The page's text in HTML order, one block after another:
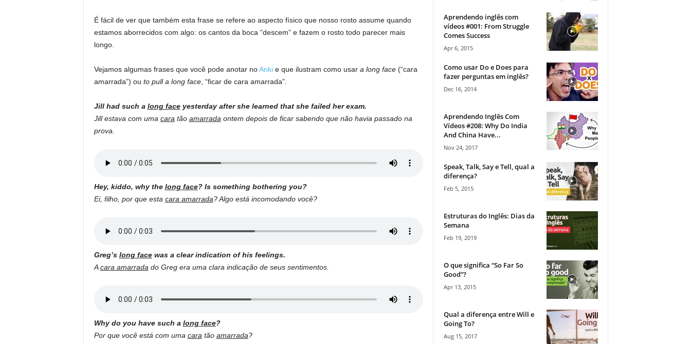
É fácil de ver que também esta frase se refere ao aspecto físico que nosso rosto assume quando
estamos aborrecidos com algo: os cantos da boca “descem” e fazem o rosto todo parecer mais
longo.
Vejamos algumas frases que você pode anotar noAnkie que ilustram como usar a long face(“cara
amarrada”) ou to pull a long face, “ficar de cara amarrada”.
Jill had such a long faceyesterday after she learned that she failed her exam.
Jill estava com uma cara tão amarrada ontem depois de ficar sabendo que não havia passado na
prova.
Hey, kiddo, why the long face? Is something bothering you?
Ei, filho, por que esta cara amarrada?Algo está incomodando você?
Greg’s long facewas a clear indication of his feelings.
Acara amarrada do Greg era uma clara indicação de seus sentimentos.
Why do you have such a long face?
Por que você está com uma cara tão amarrada?
Aprendendo inglês com
vídeos #001: From Struggle
Comes Success
Apr 6, 2015
Como usar Do e Does para
fazer perguntas em inglês?
Dec 16, 2014
Aprendendo Inglês Com
Vídeos #208: Why Do India
And China Have...
Nov 24, 2017
Speak, Talk, Say e Tell, qual a
diferença?
Feb 5, 2015
Estruturas do Inglês: Dias da
Semana
Feb 19, 2019
O que significa “So Far So
Good”?
Apr 13, 2015
Qual a diferença entre Will e
Going To?
Aug 15, 2017